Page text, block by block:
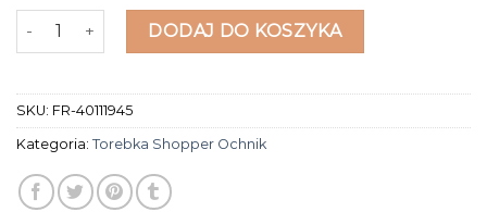
ilość torebka shopper ochnikDODAJ DO KOSZYKA
SKU: FR-40111945
Kategoria: Torebka Shopper Ochnik